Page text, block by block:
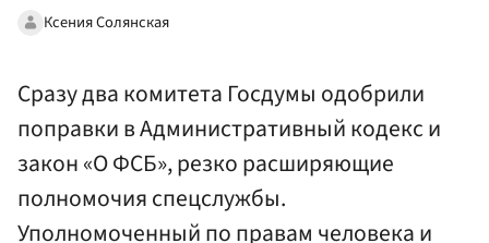
Ксения Солянская
Сразу два комитета Госдумы одобрили
поправки в Административный кодекс и
закон «О ФСБ», резко расширяющие
полномочия спецслужбы.
Уполномоченный по правам человека и